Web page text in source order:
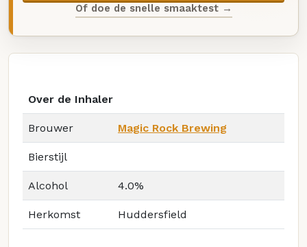
Of doe de snelle smaaktest →
Over de Inhaler
Brouwer Magic Rock Brewing
Bierstijl
Alcohol 4.0%
Herkomst Huddersfield